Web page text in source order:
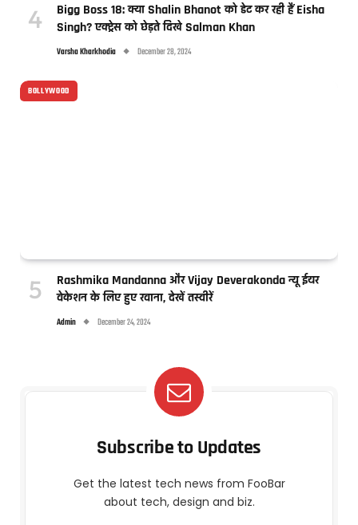
Bigg Boss 18: क्या Shalin Bhanot को डेट कर रही हैं Eisha
Singh? एक्ट्रेस को छेड़ते दिखे Salman Khan
Varsha Kharkhodia December 28, 2024
BOLLYWOOD
Rashmika Mandanna और Vijay Deverakonda न्यू ईयर
वेकेशन के लिए हुए रवाना, देखें तस्वीरें
Admin December 24, 2024
Subscribe to Updates
Get the latest tech news from FooBar
about tech, design and biz.